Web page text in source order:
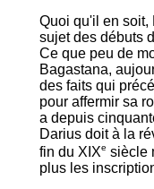
Quoi qu'il en soit,
sujet des débuts
Ce que peu de
Bagastana,
des faits qui
pour affermir sa
a depuis
Darius doit à la
fin du XIXe siècle
plus les